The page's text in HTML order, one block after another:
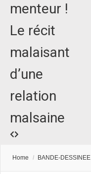
menteur !
Le récit
malaisant
d’une
relation
malsaine
Home / BANDE-DESSINEE